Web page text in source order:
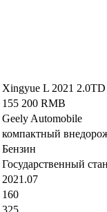
Xingyue L 2021
155 200 RMB
Geely Automobile
компактный
Бензин
Государственный
2021.07
160
325